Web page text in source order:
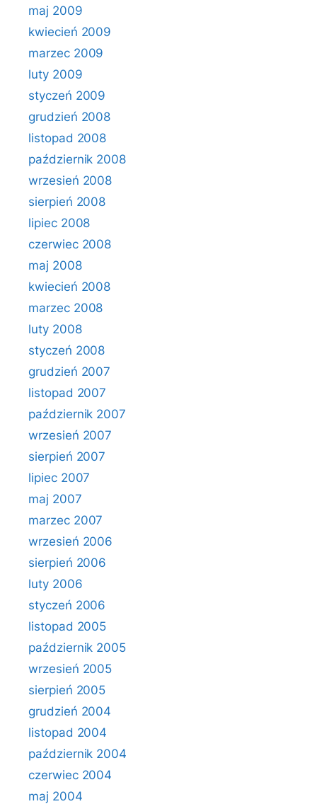
maj 2009
kwiecień 2009
marzec 2009
luty 2009
styczeń 2009
grudzień 2008
listopad 2008
październik 2008
wrzesień 2008
sierpień 2008
lipiec 2008
czerwiec 2008
maj 2008
kwiecień 2008
marzec 2008
luty 2008
styczeń 2008
grudzień 2007
listopad 2007
październik 2007
wrzesień 2007
sierpień 2007
lipiec 2007
maj 2007
marzec 2007
wrzesień 2006
sierpień 2006
luty 2006
styczeń 2006
listopad 2005
październik 2005
wrzesień 2005
sierpień 2005
grudzień 2004
listopad 2004
październik 2004
czerwiec 2004
maj 2004